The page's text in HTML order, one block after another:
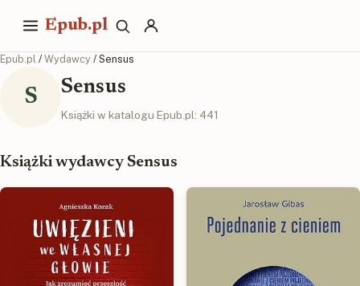
Epub.pl
Epub.pl / Wydawcy / Sensus
S Sensus
Książki w katalogu Epub.pl: 441
Książki wydawcy Sensus